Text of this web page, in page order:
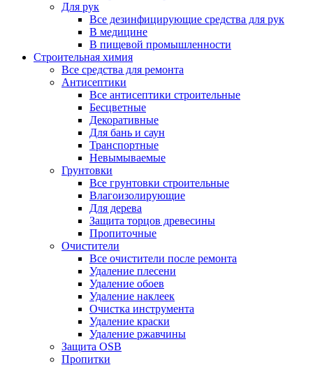
Для рук
Все дезинфицирующие средства для рук
В медицине
В пищевой промышленности
Строительная химия
Все средства для ремонта
Антисептики
Все антисептики строительные
Бесцветные
Декоративные
Для бань и саун
Транспортные
Невымываемые
Грунтовки
Все грунтовки строительные
Влагоизолирующие
Для дерева
Защита торцов древесины
Пропиточные
Очистители
Все очистители после ремонта
Удаление плесени
Удаление обоев
Удаление наклеек
Очистка инструмента
Удаление краски
Удаление ржавчины
Защита OSB
Пропитки